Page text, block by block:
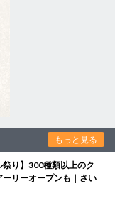
もっと見る
祭り】300種類以上のク
リーオープンも｜さい